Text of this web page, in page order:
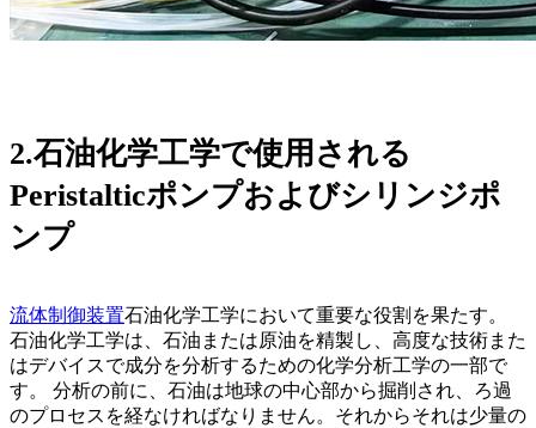
2.石油化学工学で使用される
Peristalticポンプおよびシリンジポ
ンプ
流体制御装置石油化学工学において重要な役割を果たす。
石油化学工学は、石油または原油を精製し、高度な技術また
はデバイスで成分を分析するための化学分析工学の一部で
す。 分析の前に、石油は地球の中心部から掘削され、ろ過
のプロセスを経なければなりません。それからそれは少量の